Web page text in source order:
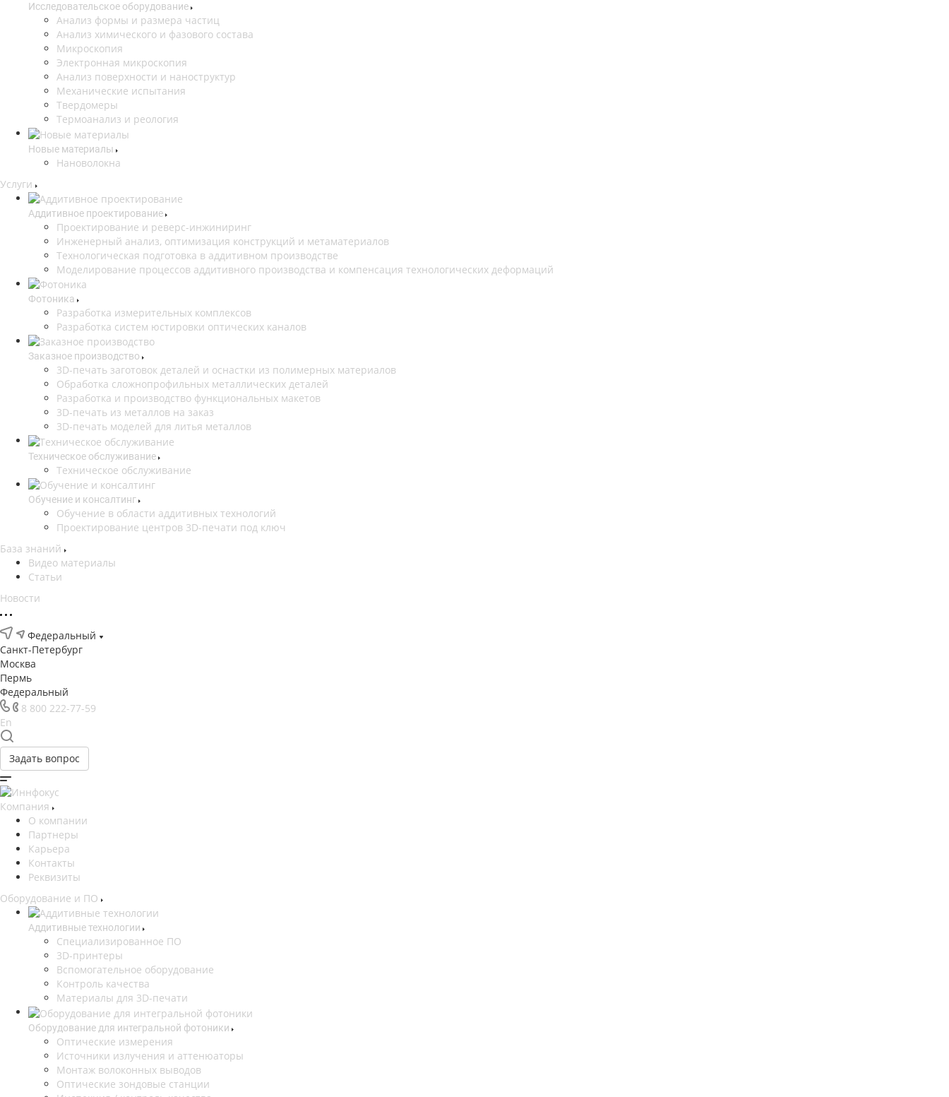
Исследовательское оборудование
Анализ формы и размера частиц
Анализ химического и фазового состава
Микроскопия
Электронная микроскопия
Анализ поверхности и наноструктур
Механические испытания
Твердомеры
Термоанализ и реология
Новые материалы
Нановолокна
Услуги
Аддитивное проектирование
Проектирование и реверс-инжиниринг
Инженерный анализ, оптимизация конструкций и метаматериалов
Технологическая подготовка в аддитивном производстве
Моделирование процессов аддитивного производства и компенсация технологических деформаций
Фотоника
Разработка измерительных комплексов
Разработка систем юстировки оптических каналов
Заказное производство
3D-печать заготовок деталей и оснастки из полимерных материалов
Обработка сложнопрофильных металлических деталей
Разработка и производство функциональных макетов
3D-печать из металлов на заказ
3D-печать моделей для литья металлов
Техническое обслуживание
Техническое обслуживание
Обучение и консалтинг
Обучение в области аддитивных технологий
Проектирование центров 3D-печати под ключ
База знаний
Видео материалы
Статьи
Новости
Федеральный
Санкт-Петербург
Москва
Пермь
Федеральный
8 800 222-77-59
En
Задать вопрос
Компания
О компании
Партнеры
Карьера
Контакты
Реквизиты
Оборудование и ПО
Аддитивные технологии
Специализированное ПО
3D-принтеры
Вспомогательное оборудование
Контроль качества
Материалы для 3D-печати
Оборудование для интегральной фотоники
Оптические измерения
Источники излучения и аттенюаторы
Монтаж волоконных выводов
Оптические зондовые станции